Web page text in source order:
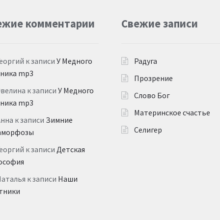
комментарии
к записи У Медного
mp3
к записи У Медного
mp3
к записи Зимние
к записи Детская
к записи Наши
Свежие записи
Радуга
Прозрение
Слово Бог
Материнское счастье
Селигер